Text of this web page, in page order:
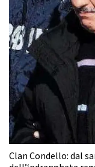
Clan Condello: dal